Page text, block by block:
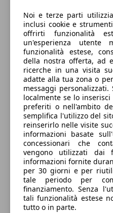
MX-30 35,5kWh
MX-30 35,5kWh Launch
MX-30 35,5kWh Launch
Noi e terze parti
inclusi cookie e
offrirti funzionalità
un'esperienza utente
funzionalità estese,
della nostra offerta, ad
ricerche in una visita
adatte alla tua zona o
messaggi
localmente se lo
preferiti o nell'ambito
semplifica l'utilizzo del
reinserirlo nelle visite
informazioni basate
concessionari che
vengono utilizzati dai
informazioni fornite
per 30 giorni e per
tale periodo per
finanziamento. Senza
tali funzionalità estese
tutto o in parte.